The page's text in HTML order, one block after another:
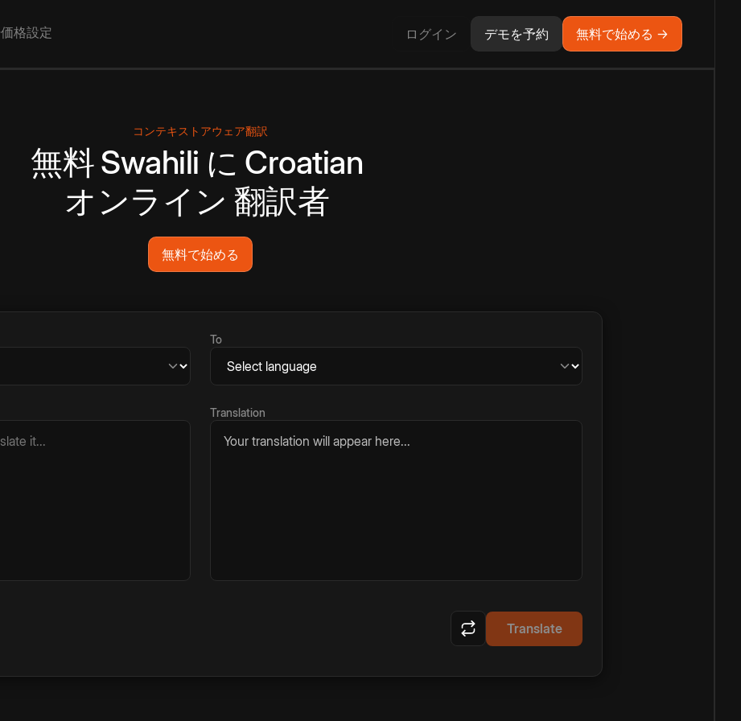
価格設定 ログイン デモを予約 無料で始める →
コンテキストアウェア翻訳
無料Swahili に Croatian
オンライン 翻訳者
無料で始める
To
Translation
Your translation will appear here...
Translate